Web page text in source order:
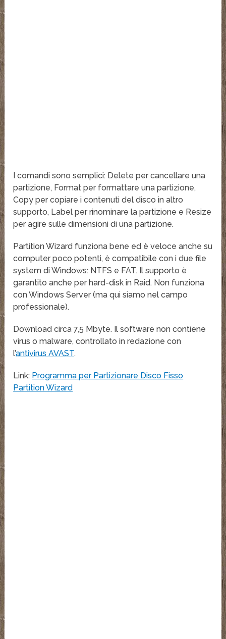
I comandi sono semplici: Delete per cancellare una
partizione, Format per formattare una partizione,
Copy per copiare i contenuti del disco in altro
supporto, Label per rinominare la partizione e Resize
per agire sulle dimensioni di una partizione.
Partition Wizard funziona bene ed è veloce anche su
computer poco potenti, è compatibile con i due file
system di Windows: NTFS e FAT. Il supporto è
garantito anche per hard-disk in Raid. Non funziona
con Windows Server (ma qui siamo nel campo
professionale).
Download circa 7,5 Mbyte. Il software non contiene
virus o malware, controllato in redazione con
l’antivirus AVAST.
Link: Programma per Partizionare Disco Fisso
Partition Wizard